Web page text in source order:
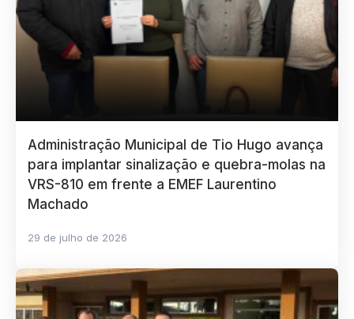
Administração Municipal de Tio Hugo avança
para implantar sinalização e quebra-molas na
VRS-810 em frente a EMEF Laurentino
Machado
29 de julho de 2026